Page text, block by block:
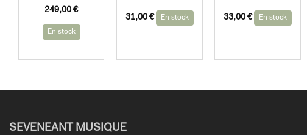
249,00€
En stock
31,00 € En stock 33,00 € En stock
SEVENEANT MUSIQUE